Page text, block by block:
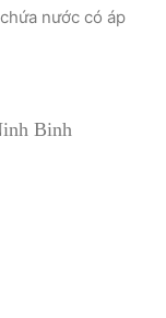
nước có áp